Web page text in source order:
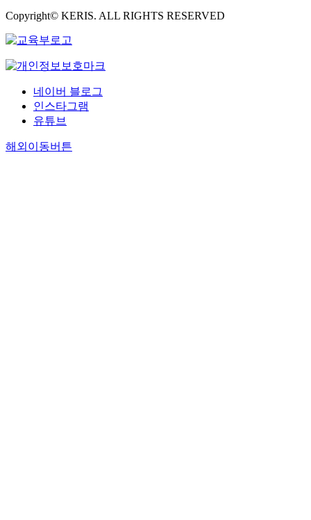
Copyright© KERIS. ALL RIGHTS RESERVED
네이버 블로그
인스타그램
유튜브
해외이동버튼